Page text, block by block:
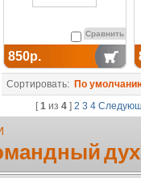
Сравнить
850р.
Сортировать: По
[1из 4] 2 3 4